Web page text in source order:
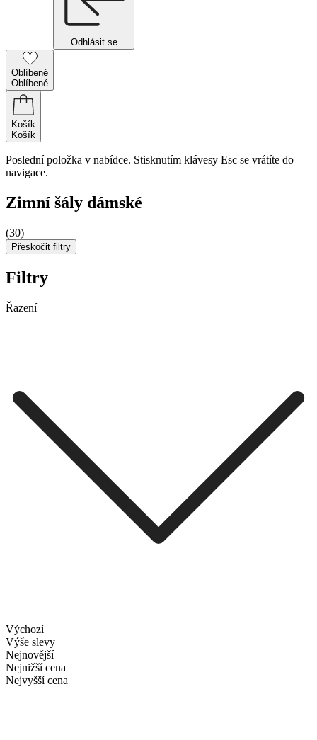
Odhlásit se
Oblíbené
Oblíbené
Košík
Košík
Poslední položka v nabídce. Stisknutím klávesy Esc se vrátíte do
navigace.
Zimní šály dámské
(30)
Přeskočit filtry
Filtry
Řazení
Výchozí
Výše slevy
Nejnovější
Nejnižší cena
Nejvyšší cena